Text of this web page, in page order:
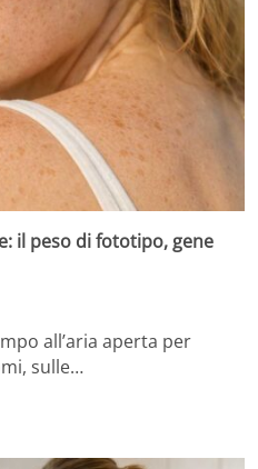
il peso di fototipo, gene
all’aria aperta per
sulle…